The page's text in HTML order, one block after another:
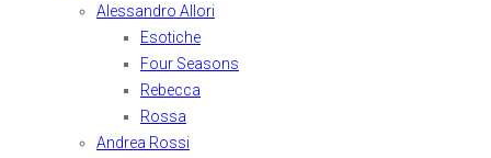
Alessandro Allori
Esotiche
Four Seasons
Rebecca
Rossa
Andrea Rossi